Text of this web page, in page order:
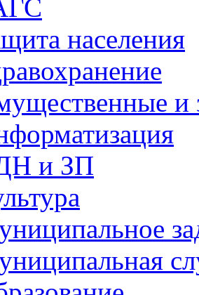
населения
и
и ЗП